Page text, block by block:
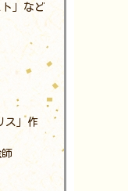
」など
ス」作